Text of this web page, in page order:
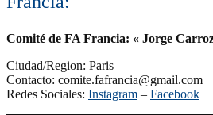
Comité de FA Francia: « Jorge
Ciudad/Region: Paris
Contacto: comite.fafrancia@gmail.com
Redes Sociales: Instagram – Facebook